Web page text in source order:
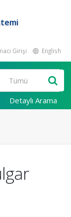
Girişi English
Detaylı Arama